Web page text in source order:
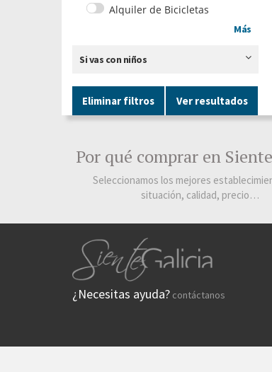
Alquiler de Bicicletas
Más
Si vas con niños
Eliminar filtros Ver resultados
Por qué comprar en
Seleccionamos los mejores
situación, calidad, precio…
¿Necesitas ayuda? contáctanos